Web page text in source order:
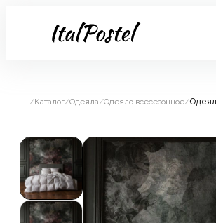
/Каталог/Одеяла/Одеяло всесезонное/